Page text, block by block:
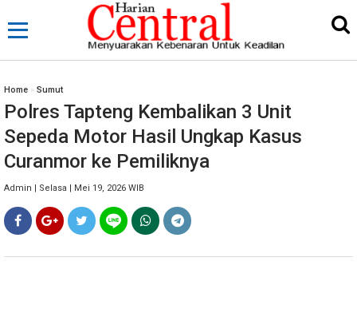
Home » Sumut
Polres Tapteng Kembalikan 3 Unit
Sepeda Motor Hasil Ungkap Kasus
Curanmor ke Pemiliknya
Admin | Selasa | Mei 19, 2026 WIB